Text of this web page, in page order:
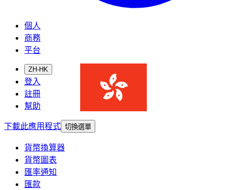
個人
商務
平台
ZH-HK
登入
註冊
幫助
下載此應用程式 切換選單
貨幣換算器
貨幣圖表
匯率通知
匯款